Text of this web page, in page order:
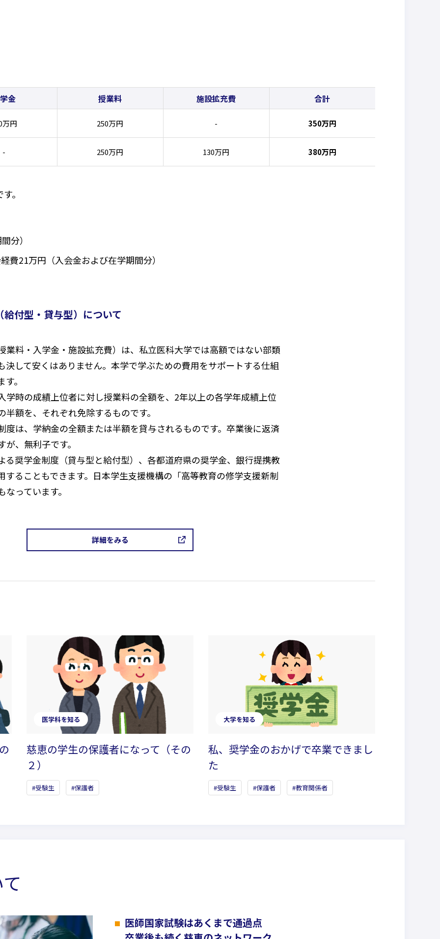
金 授業料 施設拡充費 合計
万円 250万円 - 350万円
- 250万円 130万円 380万円
。
分）
費21万円（入会金および在学期間分）
給付型・貸与型）について
業料・入学金・施設拡充費）は、私立医科大学では高額ではない部類
決して安くはありません。本学で学ぶための費用をサポートする仕組
。
学時の成績上位者に対し授業料の全額を、2年以上の各学年成績上位
半額を、それぞれ免除するものです。
度は、学納金の全額または半額を貸与されるものです。卒業後に返済
、無利子です。
る奨学金制度（貸与型と給付型）、各都道府県の奨学金、銀行提携教
することもできます。日本学生支援機構の「高等教育の修学支援新制
っています。
詳細をみる
医学科を知る
慈恵の学生の保護者になって（その
２）
受験生 保護者
大学を知る
私、奨学金のおかげで卒業できまし
た
受験生 保護者 教育関係者
医師国家試験はあくまで通過点